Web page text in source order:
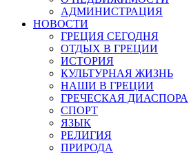
АДМИНИСТРАЦИЯ
НОВОСТИ
ГРЕЦИЯ СЕГОДНЯ
ОТДЫХ В ГРЕЦИИ
ИСТОРИЯ
КУЛЬТУРНАЯ ЖИЗНЬ
НАШИ В ГРЕЦИИ
ГРЕЧЕСКАЯ ДИАСПОРА
СПОРТ
ЯЗЫК
РЕЛИГИЯ
ПРИРОДА